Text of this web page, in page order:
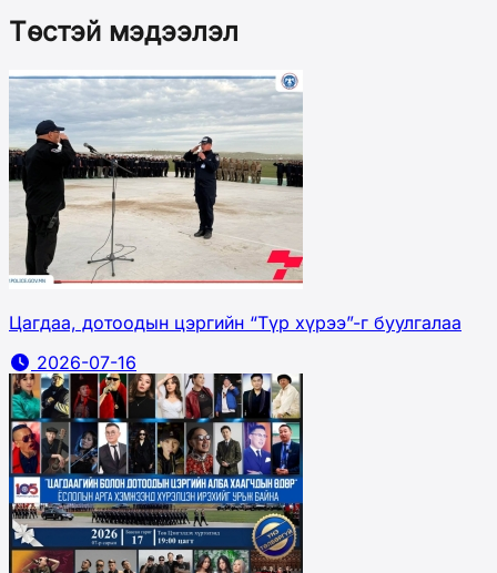
Төстэй мэдээлэл
Цагдаа, дотоодын цэргийн “Түр хүрээ”-г буулгалаа
2026-07-16